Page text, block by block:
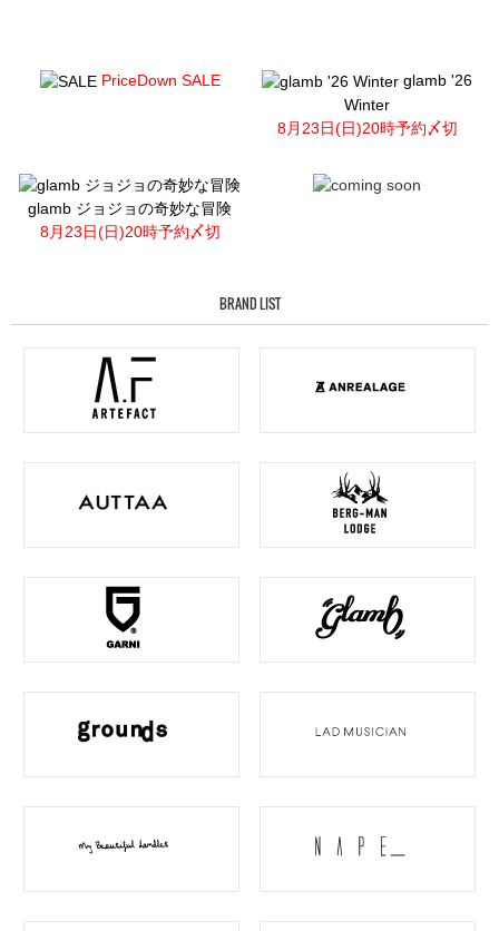
PriceDown SALE
glamb '26
Winter
8月23日(日)20時予約〆切
glamb ジョジョの奇妙な冒険
8月23日(日)20時予約〆切
BRAND LIST